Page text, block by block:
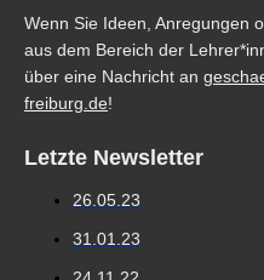
Wenn Sie Ideen, Anregungen
aus dem Bereich der
über eine Nachricht an
freiburg.de!
Letzte Newsletter
26.05.23
31.01.23